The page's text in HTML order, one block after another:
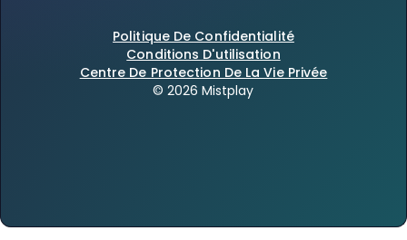
Politique De Confidentialité
Conditions D'utilisation
Centre De Protection De La Vie Privée
© 2026 Mistplay